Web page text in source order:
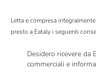
Letta e compresa integralmente
presto a Eataly i seguenti
Desidero ricevere da
commerciali e